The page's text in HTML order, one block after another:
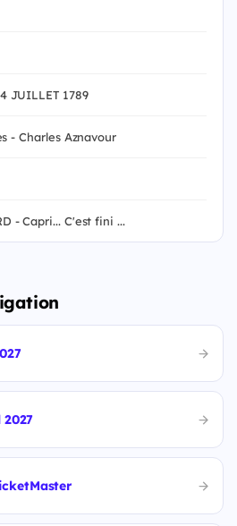
JUILLET 1789
- Charles Aznavour
- Capri... C'est fini ...
2027